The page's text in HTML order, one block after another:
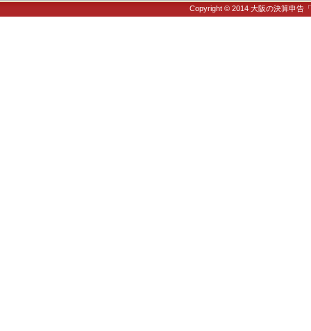
Copyright © 2014 大阪の決算申告